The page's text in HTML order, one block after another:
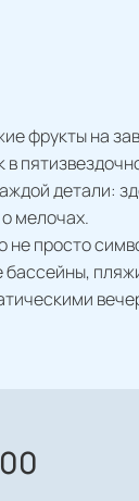
фрукты на
детали:
мелочах.
просто